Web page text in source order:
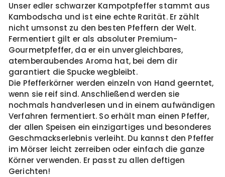
Unser edler schwarzer Kampotpfeffer stammt aus
Kambodscha und ist eine echte Rarität. Er zählt
nicht umsonst zu den besten Pfeffern der Welt.
Fermentiert gilt er als absoluter Premium-
Gourmetpfeffer, da er ein unvergleichbares,
atemberaubendes Aroma hat, bei dem dir
garantiert die Spucke wegbleibt.
Die Pfefferkörner werden einzeln von Hand geerntet,
wenn sie reif sind. Anschließend werden sie
nochmals handverlesen und in einem aufwändigen
Verfahren fermentiert. So erhält man einen Pfeffer,
der allen Speisen ein einzigartiges und besonderes
Geschmackserlebnis verleiht. Du kannst den Pfeffer
im Mörser leicht zerreiben oder einfach die ganze
Körner verwenden. Er passt zu allen deftigen
Gerichten!